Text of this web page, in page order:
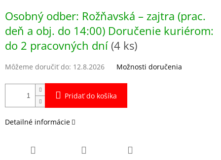
cena:
Osobný odber: Rožňavská – zajtra (prac.
deň a obj. do 14:00) Doručenie kuriérom:
do 2 pracovných dní (4 ks)
Môžeme doručiť do: 12.8.2026 Možnosti doručenia
Pridať do košíka
Detailné informácie